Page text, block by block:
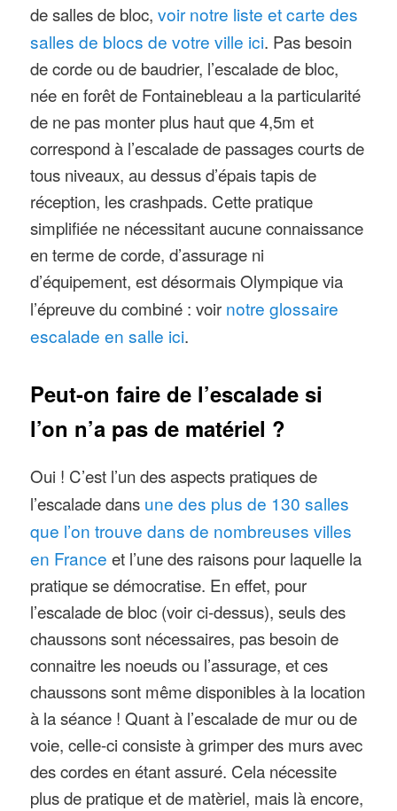
de salles de bloc,voir notre liste et carte des
salles de blocs de votre ville ici. Pas besoin
de corde ou de baudrier, l’escalade de bloc,
née en forêt de Fontainebleau a la particularité
de ne pas monter plus haut que 4,5m et
correspond à l’escalade de passages courts de
tous niveaux, au dessus d’épais tapis de
réception, les crashpads. Cette pratique
simplifiée ne nécessitant aucune connaissance
en terme de corde, d’assurage ni
d’équipement, est désormais Olympique via
l’épreuve du combiné : voir notre glossaire
escalade en salle ici.
Peut-on faire de l’escalade si
l’on n’a pas de matériel ?
Oui ! C’est l’un des aspects pratiques de
l’escalade dans une des plus de 130 salles
que l’on trouve dans de nombreuses villes
en France et l’une des raisons pour laquelle la
pratique se démocratise. En effet, pour
l’escalade de bloc (voir ci-dessus), seuls des
chaussons sont nécessaires, pas besoin de
connaitre les noeuds ou l’assurage, et ces
chaussons sont même disponibles à la location
à la séance ! Quant à l’escalade de mur ou de
voie, celle-ci consiste à grimper des murs avec
des cordes en étant assuré. Cela nécessite
plus de pratique et de matèriel, mais là encore,